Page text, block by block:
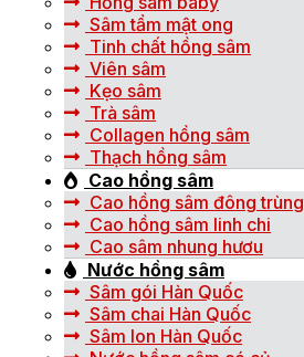
Sâm tẩm mật ong
Tinh chất hồng sâm
Viên sâm
Kẹo sâm
Trà sâm
Collagen hồng sâm
Thạch hồng sâm
Cao hồng sâm
Cao hồng sâm đông trùng
Cao hồng sâm linh chi
Cao sâm nhung hươu
Nước hồng sâm
Sâm gói Hàn Quốc
Sâm chai Hàn Quốc
Sâm lon Hàn Quốc